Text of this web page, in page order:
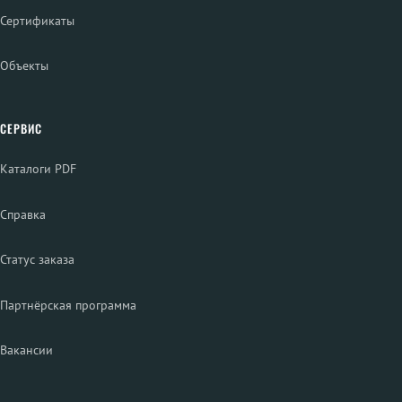
Сертификаты
Объекты
СЕРВИС
Каталоги PDF
Справка
Статус заказа
Партнёрская программа
Вакансии